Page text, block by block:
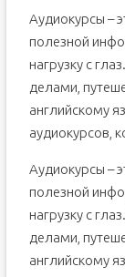
Аудиокурсы –
полезной
нагрузку с
делами,
английскому
аудиокурсов,
Аудиокурсы –
полезной
нагрузку с
делами,
английскому